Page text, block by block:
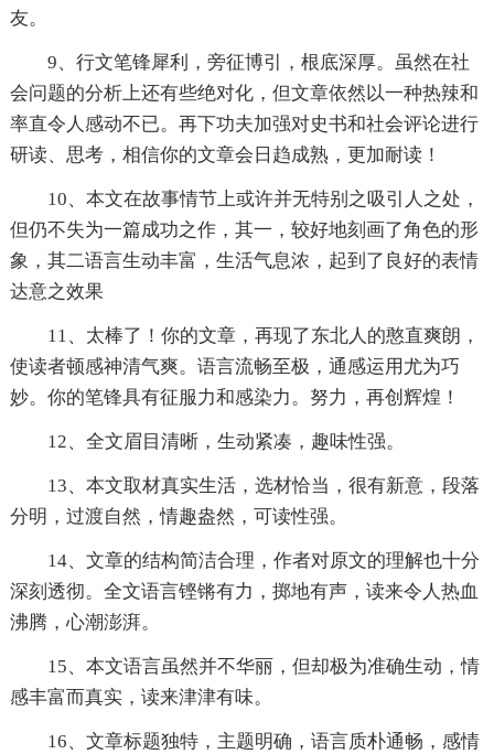
友。
9、行文笔锋犀利，旁征博引，根底深厚。虽然在社
会问题的分析上还有些绝对化，但文章依然以一种热辣和
率直令人感动不已。再下功夫加强对史书和社会评论进行
研读、思考，相信你的文章会日趋成熟，更加耐读！
10、本文在故事情节上或许并无特别之吸引人之处，
但仍不失为一篇成功之作，其一，较好地刻画了角色的形
象，其二语言生动丰富，生活气息浓，起到了良好的表情
达意之效果
11、太棒了！你的文章，再现了东北人的憨直爽朗，
使读者顿感神清气爽。语言流畅至极，通感运用尤为巧
妙。你的笔锋具有征服力和感染力。努力，再创辉煌！
12、全文眉目清晰，生动紧凑，趣味性强。
13、本文取材真实生活，选材恰当，很有新意，段落
分明，过渡自然，情趣盎然，可读性强。
14、文章的结构简洁合理，作者对原文的理解也十分
深刻透彻。全文语言铿锵有力，掷地有声，读来令人热血
沸腾，心潮澎湃。
15、本文语言虽然并不华丽，但却极为准确生动，情
感丰富而真实，读来津津有味。
16、文章标题独特，主题明确，语言质朴通畅，感情